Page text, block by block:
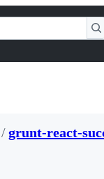
/grunt-react-